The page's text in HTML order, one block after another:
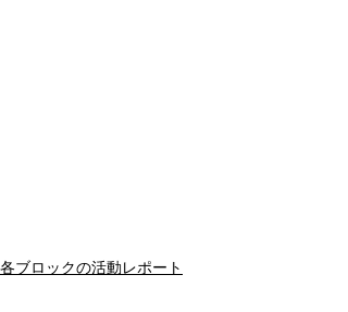
各ブロックの活動レポート